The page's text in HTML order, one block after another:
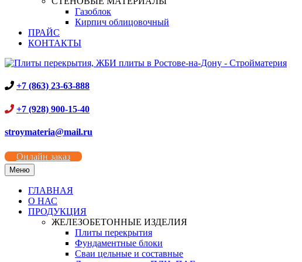
Газоблок
Кирпич облицовочный
ПРАЙС
КОНТАКТЫ
+7 (863) 23-63-888
+7 (928) 900-15-40
stroymateria@mail.ru
Онлайн заказ
Меню
ГЛАВНАЯ
О НАС
ПРОДУКЦИЯ
ЖЕЛЕЗОБЕТОННЫЕ ИЗДЕЛИЯ
Плиты перекрытия
Фундаментные блоки
Сваи цельные и составные